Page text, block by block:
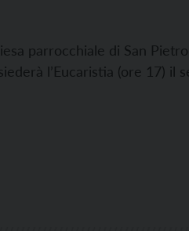
parrocchiale di San
l’Eucaristia (ore 17) il